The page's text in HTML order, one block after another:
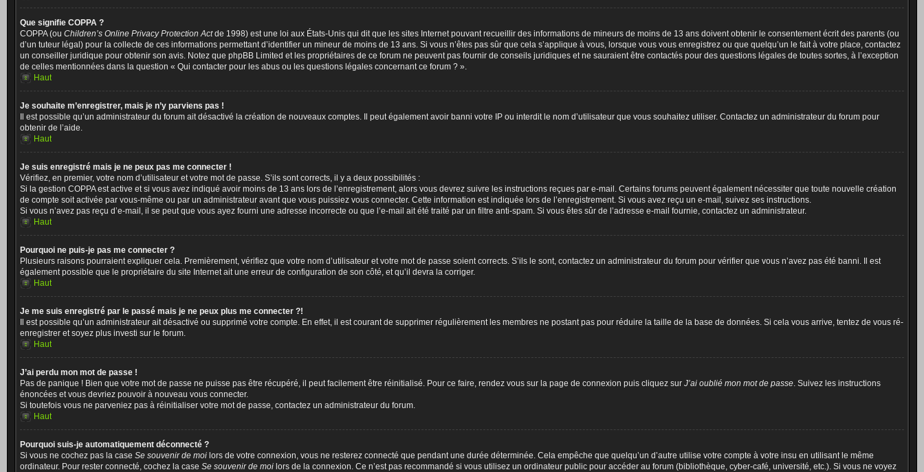
Que signifie COPPA ?
COPPA (ou Children’s Online Privacy Protection Actde 1998) est une loi aux États-Unis qui dit que les sites Internet pouvant recueillir des informations de mineurs de moins de 13 ans doivent obtenir le consentement écrit des parents (ou
d’un tuteur légal) pour la collecte de ces informations permettant d’identifier un mineur de moins de 13 ans. Si vous n’êtes pas sûr que cela s’applique à vous, lorsque vous vous enregistrez ou que quelqu’un le fait à votre place, contactez
un conseiller juridique pour obtenir son avis. Notez que phpBB Limited et les propriétaires de ce forum ne peuvent pas fournir de conseils juridiques et ne sauraient être contactés pour des questions légales de toutes sortes, à l’exception
de celles mentionnées dans la question « Qui contacter pour les abus ou les questions légales concernant ce forum ? ».
Haut
Je souhaite m’enregistrer, mais je n’y parviens pas !
Il est possible qu’un administrateur du forum ait désactivé la création de nouveaux comptes. Il peut également avoir banni votre IP ou interdit le nom d’utilisateur que vous souhaitez utiliser. Contactez un administrateur du forum pour
obtenir de l’aide.
Haut
Je suis enregistré mais je ne peux pas me connecter !
Vérifiez, en premier, votre nom d’utilisateur et votre mot de passe. S’ils sont corrects, il y a deux possibilités :
Si la gestion COPPA est active et si vous avez indiqué avoir moins de 13 ans lors de l’enregistrement, alors vous devrez suivre les instructions reçues par e-mail. Certains forums peuvent également nécessiter que toute nouvelle création
de compte soit activée par vous-même ou par un administrateur avant que vous puissiez vous connecter. Cette information est indiquée lors de l’enregistrement. Si vous avez reçu un e-mail, suivez ses instructions.
Si vous n’avez pas reçu d’e-mail, il se peut que vous ayez fourni une adresse incorrecte ou que l’e-mail ait été traité par un filtre anti-spam. Si vous êtes sûr de l’adresse e-mail fournie, contactez un administrateur.
Haut
Pourquoi ne puis-je pas me connecter ?
Plusieurs raisons pourraient expliquer cela. Premièrement, vérifiez que votre nom d’utilisateur et votre mot de passe soient corrects. S’ils le sont, contactez un administrateur du forum pour vérifier que vous n’avez pas été banni. Il est
également possible que le propriétaire du site Internet ait une erreur de configuration de son côté, et qu’il devra la corriger.
Haut
Je me suis enregistré par le passé mais je ne peux plus me connecter ?!
Il est possible qu’un administrateur ait désactivé ou supprimé votre compte. En effet, il est courant de supprimer régulièrement les membres ne postant pas pour réduire la taille de la base de données. Si cela vous arrive, tentez de vous ré-
enregistrer et soyez plus investi sur le forum.
Haut
J’ai perdu mon mot de passe !
Pas de panique ! Bien que votre mot de passe ne puisse pas être récupéré, il peut facilement être réinitialisé. Pour ce faire, rendez vous sur la page de connexion puis cliquez sur J’ai oublié mon mot de passe. Suivez les instructions
énoncées et vous devriez pouvoir à nouveau vous connecter.
Si toutefois vous ne parveniez pas à réinitialiser votre mot de passe, contactez un administrateur du forum.
Haut
Pourquoi suis-je automatiquement déconnecté ?
Si vous ne cochez pas la case Se souvenir de moi lors de votre connexion, vous ne resterez connecté que pendant une durée déterminée. Cela empêche que quelqu’un d’autre utilise votre compte à votre insu en utilisant le même
ordinateur. Pour rester connecté, cochez la case Se souvenir de moi lors de la connexion. Ce n’est pas recommandé si vous utilisez un ordinateur public pour accéder au forum (bibliothèque, cyber-café, université, etc.). Si vous ne voyez